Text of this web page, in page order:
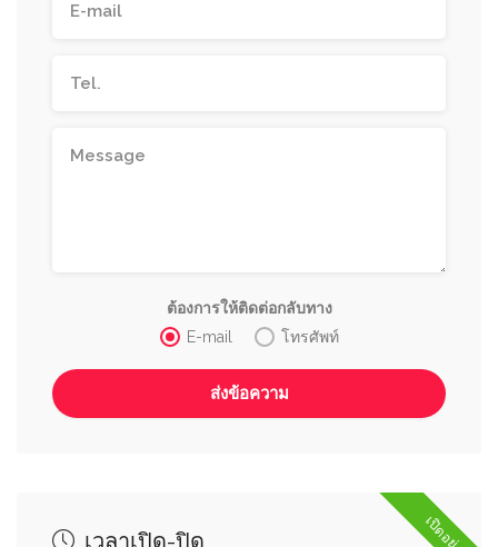
ต้องการให้ติดต่อกลับทาง
E-mail
โทรศัพท์
เปิดอยู่
เวลาเปิด-ปิด